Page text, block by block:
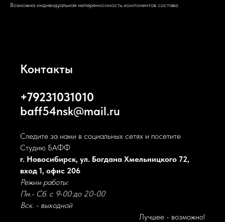
Возможна индивидуальная непереносимость компонентов состава.
Контакты
+79231031010
baff54nsk@mail.ru
Следите за нами в социальных сетях и посетите
Студию БАФФ
г. Новосибирск, ул. Богдана Хмельницкого 72,
вход 1, офис 206
Режим работы:
Пн.- Сб. с 9-00 до 20-00
Вск. - выходной
Лучшее - возможно!